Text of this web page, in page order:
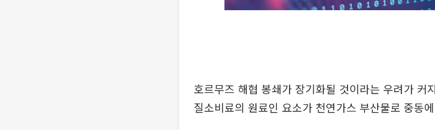
호르무즈 해협 봉쇄가 장기화될 것이라는 우려가 커
질소비료의 원료인 요소가 천연가스 부산물로 중동